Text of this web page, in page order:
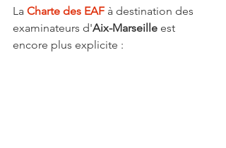
La Charte des EAF à destination des
examinateurs d'Aix-Marseille est
encore plus explicite :